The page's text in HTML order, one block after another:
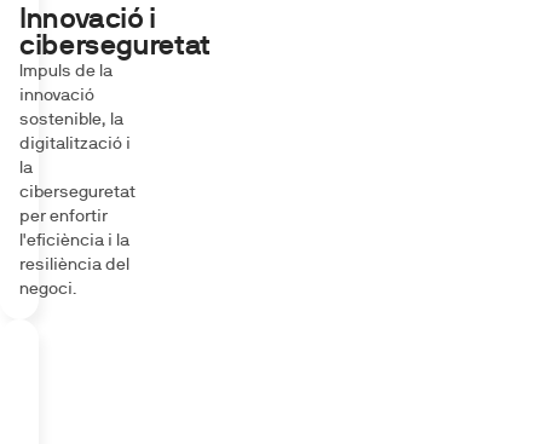
Innovació i
ciberseguretat
Impuls de la
innovació
sostenible, la
digitalització i
la
ciberseguretat
per enfortir
l'eficiència i la
resiliència del
negoci.